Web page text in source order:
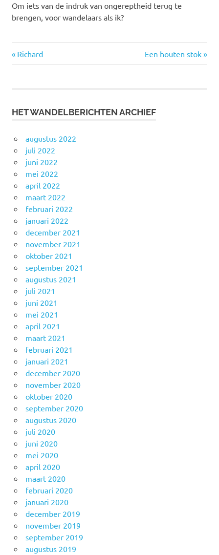
Om iets van de indruk van ongereptheid terug te
brengen, voor wandelaars als ik?
Bericht
Vorige
bericht:
Richard
Volgende
bericht:
Een houten stok
HET WANDELBERICHTEN ARCHIEF
augustus 2022
juli 2022
juni 2022
mei 2022
april 2022
maart 2022
februari 2022
januari 2022
december 2021
november 2021
oktober 2021
september 2021
augustus 2021
juli 2021
juni 2021
mei 2021
april 2021
maart 2021
februari 2021
januari 2021
december 2020
november 2020
oktober 2020
september 2020
augustus 2020
juli 2020
juni 2020
mei 2020
april 2020
maart 2020
februari 2020
januari 2020
december 2019
november 2019
september 2019
augustus 2019